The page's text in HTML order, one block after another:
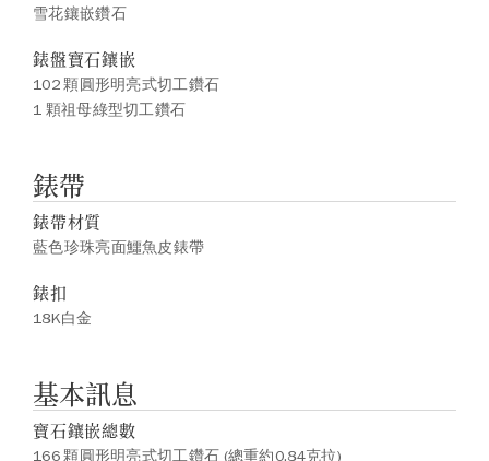
雪花鑲嵌鑽石
錶盤寶石鑲嵌
102 顆圓形明亮式切工鑽石
1 顆祖母綠型切工鑽石
錶帶
錶帶材質
藍色珍珠亮面鱷魚皮錶帶
錶扣
18K白金
基本訊息
寶石鑲嵌總數
166 顆圓形明亮式切工鑽石 (總重約0.84克拉)